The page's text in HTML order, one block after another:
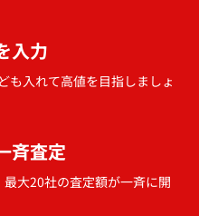
入力
も入れて高値を目指しましょ
斉査定
大20社の査定額が一斉に開